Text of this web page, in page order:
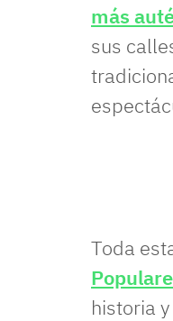
más
sus
Toda
historia